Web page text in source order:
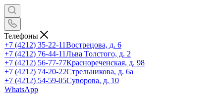
Телефоны
+7 (4212) 35-22-11Вострецова, д. 6
+7 (4212) 76-44-11Льва Толстого, д. 2
+7 (4212) 56-77-77Краснореченская, д. 98
+7 (4212) 74-20-22Стрельникова, д. 6а
+7 (4212) 54-59-05Суворова, д. 10
WhatsApp